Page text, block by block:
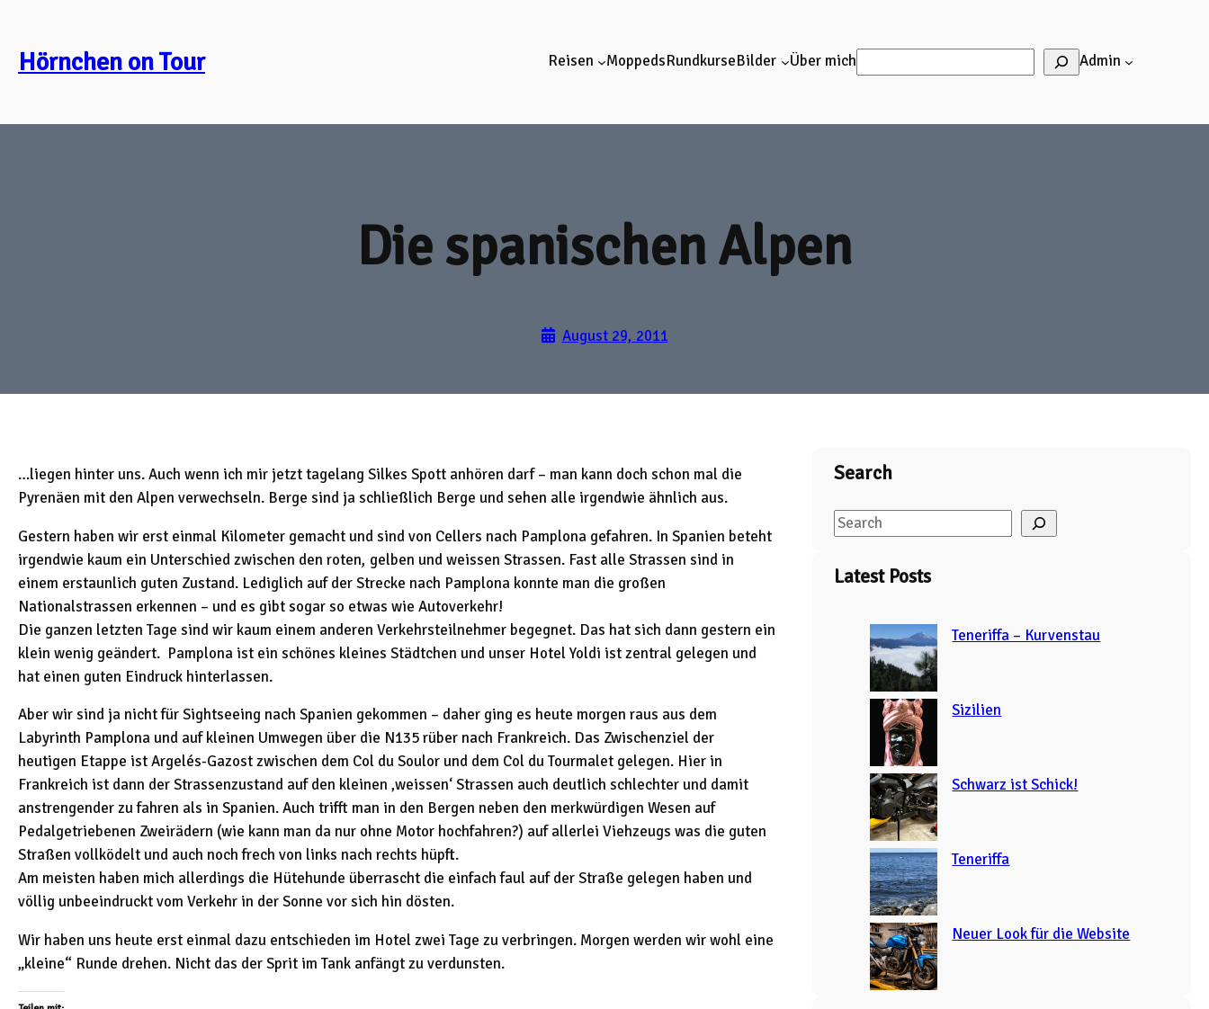
springen
Hörnchen on Tour Reisen MoppedsRundkurseBilder Über michSuchen Admin
Die spanischen Alpen
August 29, 2011
…liegen hinter uns. Auch wenn ich mir jetzt tagelang Silkes Spott anhören darf – man kann doch schon mal die
Pyrenäen mit den Alpen verwechseln. Berge sind ja schließlich Berge und sehen alle irgendwie ähnlich aus.
Gestern haben wir erst einmal Kilometer gemacht und sind von Cellers nach Pamplona gefahren. In Spanien beteht
irgendwie kaum ein Unterschied zwischen den roten, gelben und weissen Strassen. Fast alle Strassen sind in
einem erstaunlich guten Zustand. Lediglich auf der Strecke nach Pamplona konnte man die großen
Nationalstrassen erkennen – und es gibt sogar so etwas wie Autoverkehr!
Die ganzen letzten Tage sind wir kaum einem anderen Verkehrsteilnehmer begegnet. Das hat sich dann gestern ein
klein wenig geändert. Pamplona ist ein schönes kleines Städtchen und unser Hotel Yoldi ist zentral gelegen und
hat einen guten Eindruck hinterlassen.
Aber wir sind ja nicht für Sightseeing nach Spanien gekommen – daher ging es heute morgen raus aus dem
Labyrinth Pamplona und auf kleinen Umwegen über die N135 rüber nach Frankreich. Das Zwischenziel der
heutigen Etappe ist Argelés-Gazost zwischen dem Col du Soulor und dem Col du Tourmalet gelegen. Hier in
Frankreich ist dann der Strassenzustand auf den kleinen ‚weissen‘ Strassen auch deutlich schlechter und damit
anstrengender zu fahren als in Spanien. Auch trifft man in den Bergen neben den merkwürdigen Wesen auf
Pedalgetriebenen Zweirädern (wie kann man da nur ohne Motor hochfahren?) auf allerlei Viehzeugs was die guten
Straßen vollködelt und auch noch frech von links nach rechts hüpft.
Am meisten haben mich allerdings die Hütehunde überrascht die einfach faul auf der Straße gelegen haben und
völlig unbeeindruckt vom Verkehr in der Sonne vor sich hin dösten.
Wir haben uns heute erst einmal dazu entschieden im Hotel zwei Tage zu verbringen. Morgen werden wir wohl eine
„kleine“ Runde drehen. Nicht das der Sprit im Tank anfängt zu verdunsten.
Search
S
aLatest Posts
Teneriffa – Kurvenstau
Sizilien
Schwarz ist Schick!
Teneriffa
Neuer Look für die Website